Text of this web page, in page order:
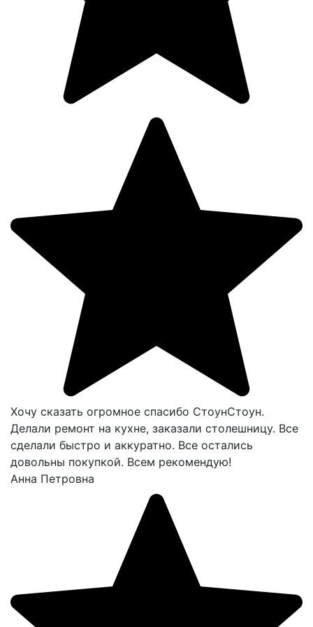
Хочу сказать огромное спасибо СтоунСтоун.
Делали ремонт на кухне, заказали столешницу. Все
сделали быстро и аккуратно. Все остались
довольны покупкой. Всем рекомендую!
Анна Петровна